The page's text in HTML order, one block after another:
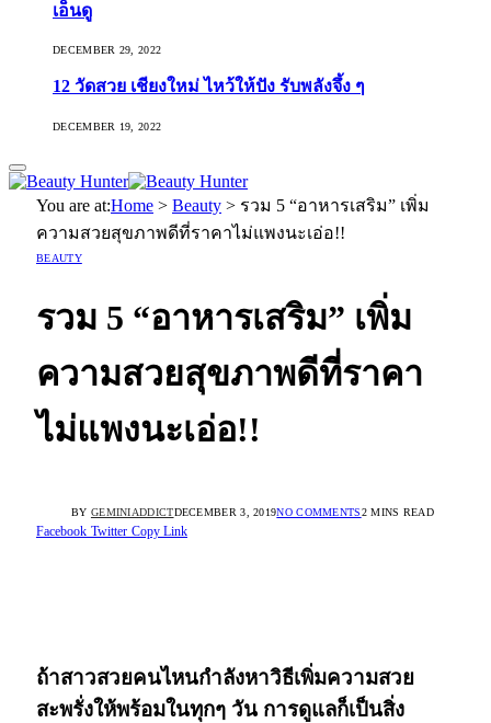
เอ็นดู
DECEMBER 29, 2022
12 วัดสวย เชียงใหม่ ไหว้ให้ปัง รับพลังจึ้ง ๆ
DECEMBER 19, 2022
You are at:Home > Beauty > รวม 5 “อาหารเสริม” เพิ่ม
ความสวยสุขภาพดีที่ราคาไม่แพงนะเอ่อ!!
BEAUTY
รวม 5 “อาหารเสริม” เพิ่ม
ความสวยสุขภาพดีที่ราคา
ไม่แพงนะเอ่อ!!
BY GEMINIADDICTDECEMBER 3, 2019NO COMMENTS2 MINS READ
Facebook Twitter Copy Link
ถ้าสาวสวยคนไหนกำลังหาวิธีเพิ่มความสวย
สะพรั่งให้พร้อมในทุกๆ วัน การดูแลก็เป็นสิ่ง